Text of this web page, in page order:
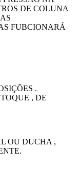
DE COLUNA
FUBCIONARÁ
.
, DE
OU DUCHA ,